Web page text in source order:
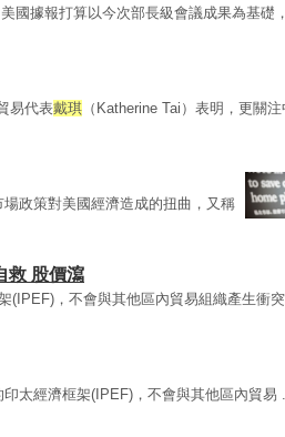
國據報打算以今次部長級會議成果為基礎
易代表戴琪 （Katherine Tai）表明，更關
政策對美國經濟造成的扭曲，又稱
救 股價瀉
(IPEF)，不會與其他區內貿易組織產生衝
太經濟框架(IPEF)，不會與其他區內貿易